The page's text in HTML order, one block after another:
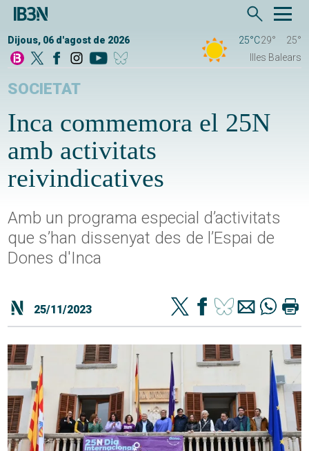
Dijous, 06 d'agost de 2026 25°C29°
25°
Illes Balears
SOCIETAT
Inca commemora el 25N
amb activitats
reivindicatives
Amb un programa especial d’activitats
que s’han dissenyat des de l’Espai de
Dones d'Inca
25/11/2023